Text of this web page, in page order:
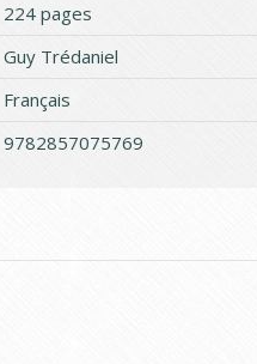
224 pages
Guy Trédaniel
Français
9782857075769